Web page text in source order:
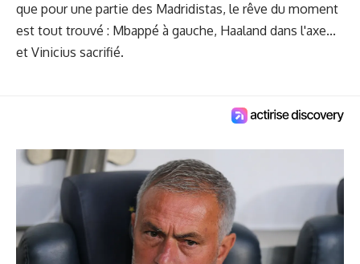
que pour une partie des Madridistas, le rêve du moment
est tout trouvé : Mbappé à gauche, Haaland dans l'axe...
et Vinicius sacrifié.